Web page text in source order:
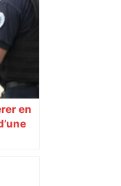
en